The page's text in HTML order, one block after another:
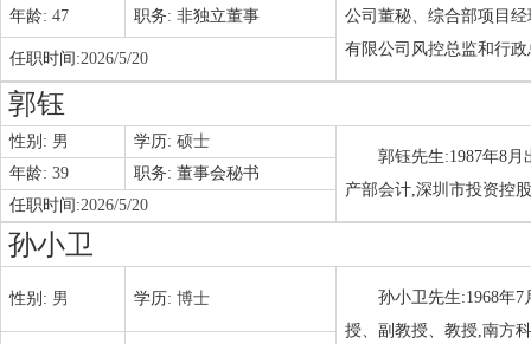
公司董秘、综合部项目
有限公司风控总监和行
年龄: 47 职务: 非独立董事
任职时间:2026/5/20
郭钰
性别: 男 学历: 硕士
郭钰先生:1987年8
产部会计,深圳市投资控
年龄: 39 职务: 董事会秘书
任职时间:2026/5/20
孙小卫
性别: 男 学历: 博士
孙小卫先生:1968年
授、副教授、教授,南方